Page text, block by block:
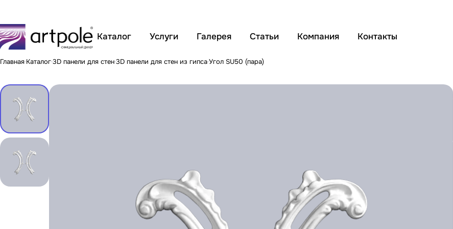
Каталог Услуги Галерея Статьи Компания Контакты
Главная Каталог3D панели для стен3D панели для стен из гипсаУгол SU50 (пара)